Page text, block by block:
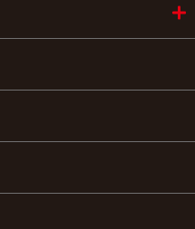
化機器